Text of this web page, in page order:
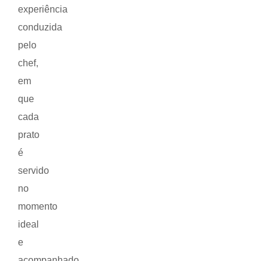
experiência
conduzida
pelo
chef,
em
que
cada
prato
é
servido
no
momento
ideal
e